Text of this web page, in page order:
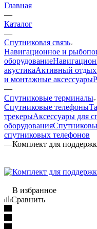
Главная
—
Каталог
—
Спутниковая связь
Навигационное и
оборудование
акустикаАктивный отдых
и монтажные аксессуары
—
Спутниковые терминалы
Спутниковые телефоны
трекерыАксессуары для
оборудования
спутниковых телефонов
—Комплект для
В избранное
Сравнить